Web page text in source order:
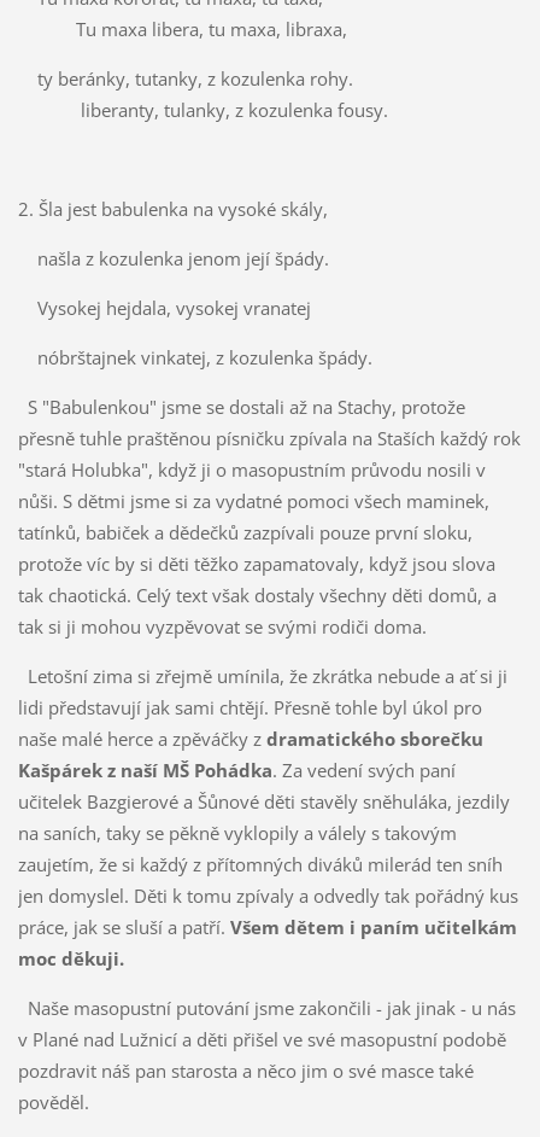
Tu maxa libera, tu maxa, libraxa,
ty beránky, tutanky, z kozulenka rohy.
liberanty, tulanky, z kozulenka fousy.
2. Šla jest babulenka na vysoké skály,
našla z kozulenka jenom její špády.
Vysokej hejdala, vysokej vranatej
nóbrštajnek vinkatej, z kozulenka špády.
S "Babulenkou" jsme se dostali až na Stachy, protože
přesně tuhle praštěnou písničku zpívala na Staších každý rok
"stará Holubka", když ji o masopustním průvodu nosili v
nůši. S dětmi jsme si za vydatné pomoci všech maminek,
tatínků, babiček a dědečků zazpívali pouze první sloku,
protože víc by si děti těžko zapamatovaly, když jsou slova
tak chaotická. Celý text však dostaly všechny děti domů, a
tak si ji mohou vyzpěvovat se svými rodiči doma.
Letošní zima si zřejmě umínila, že zkrátka nebude a ať si ji
lidi představují jak sami chtějí. Přesně tohle byl úkol pro
naše malé herce a zpěváčky z dramatického sborečku
Kašpárek z naší MŠ Pohádka. Za vedení svých paní
učitelek Bazgierové a Šůnové děti stavěly sněhuláka, jezdily
na saních, taky se pěkně vyklopily a válely s takovým
zaujetím, že si každý z přítomných diváků milerád ten sníh
jen domyslel. Děti k tomu zpívaly a odvedly tak pořádný kus
práce, jak se sluší a patří. Všem dětem i paním učitelkám
moc děkuji.
Naše masopustní putování jsme zakončili - jak jinak - u nás
v Plané nad Lužnicí a děti přišel ve své masopustní podobě
pozdravit náš pan starosta a něco jim o své masce také
pověděl.